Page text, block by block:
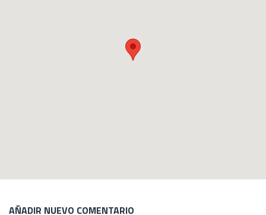
AÑADIR NUEVO COMENTARIO